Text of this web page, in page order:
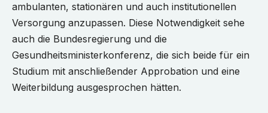
ambulanten, stationären und auch institutionellen
Versorgung anzupassen. Diese Notwendigkeit sehe
auch die Bundesregierung und die
Gesundheitsministerkonferenz, die sich beide für ein
Studium mit anschließender Approbation und eine
Weiterbildung ausgesprochen hätten.